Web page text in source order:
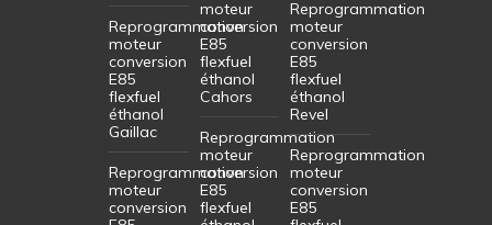
Reprogrammation
moteur
conversion
E85
flexfuel
éthanol
Gaillac
Reprogrammation
moteur
conversion
moteur
conversion
E85
flexfuel
éthanol
Cahors
Reprogrammation
moteur
conversion
E85
flexfuel
Reprogrammation
moteur
conversion
E85
flexfuel
éthanol
Revel
Reprogrammation
moteur
conversion
E85